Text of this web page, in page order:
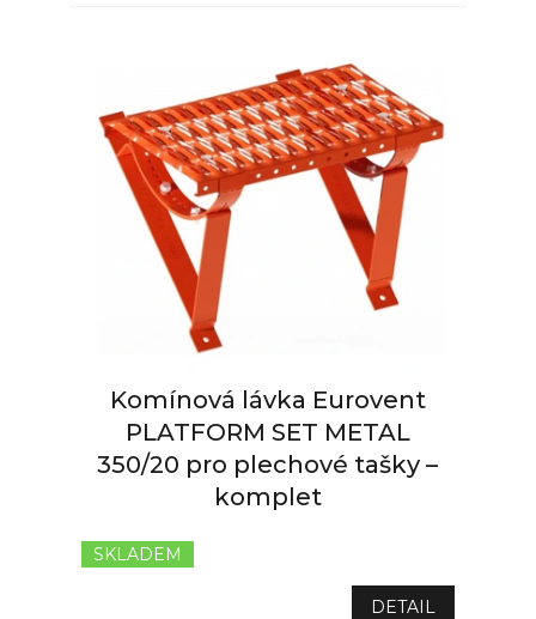
Komínová lávka Eurovent
PLATFORM SET METAL
350/20 pro plechové tašky –
komplet
SKLADEM
DETAIL